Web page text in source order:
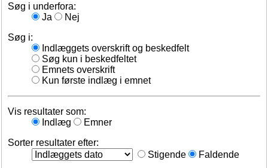
Søg i underfora:
Ja
Nej
Søg i:
Indlæggets overskrift og beskedfelt
Søg kun i beskedfeltet
Emnets overskrift
Kun første indlæg i emnet
Vis resultater som:
Indlæg
Emner
Sorter resultater efter:
Stigende
Faldende